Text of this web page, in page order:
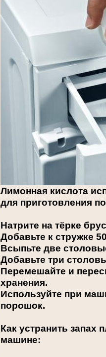
Лимонная кислота
для приготовления
Натрите на тёрке
Добавьте к стружке
Всыпьте две
Добавьте три
Перемешайте и
хранения.
Используйте при
порошок.
Как устранить запах
машине: